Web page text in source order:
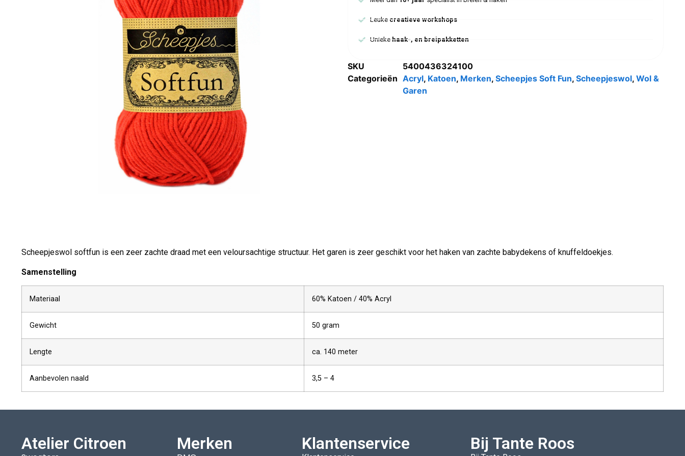
Leuke creatieve workshops
Uniekehaak-, en breipakketten
SKU
5400436324100
Categorieën Acryl, Katoen, Merken, Scheepjes Soft Fun, Scheepjeswol, Wol &
Garen
Scheepjeswol softfun is een zeer zachte draad met een veloursachtige structuur. Het garen is zeer geschikt voor het haken van zachte babydekens of knuffeldoekjes.
Samenstelling
Materiaal 60% Katoen / 40% Acryl
Gewicht 50 gram
Lengte ca. 140 meter
Aanbevolen naald 3,5 – 4
Atelier Citroen Merken Klantenservice Bij Tante Roos